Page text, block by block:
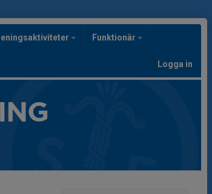
Funktionär
Logga in